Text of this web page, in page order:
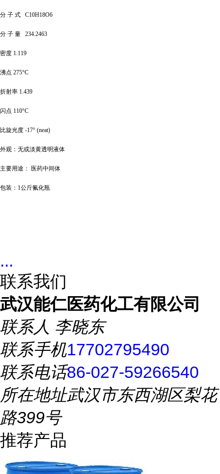
分 子 式 C10H18O6
分 子 量 234.2463
密度 1.119
沸点 275°C
折射率 1.439
闪点 110°C
比旋光度 -17° (neat)
外观 ：无或淡黄透明液体
主要用途： 医药中间体
包装： 1公斤氟化瓶
...
联系我们
武汉能仁医药化工有限公司
联系人 李晓东
联系手机17702795490
联系电话86-027-59266540
所在地址武汉市东西湖区梨花
路399号
推荐产品